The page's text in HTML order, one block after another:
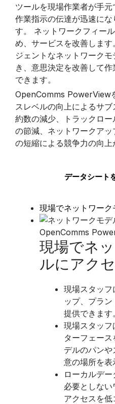
ツールを現場作業者が手元
作業指示の伝達が迅速に
す。 ネットワークフィー
め、サービスを改善しま
ジェントなネットワーク
き、意思決定を改善して
できます。
OpenComms PowerView
スレベルの向上によるサ
約数の減少、トラックロ
の節減、ネットワークア
の短縮による競争力の向上
データシート
現場でネットワー
現場でネ
ルにアク
現場スタッ
ップ、プラ
提供できます。
現場スタッ
ターフェー
デルのパン
意の場所を表
ローカルデ
必要としな
アクセスを低